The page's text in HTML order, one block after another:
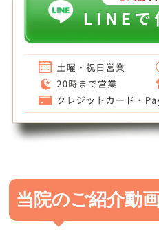
当院のご紹介動